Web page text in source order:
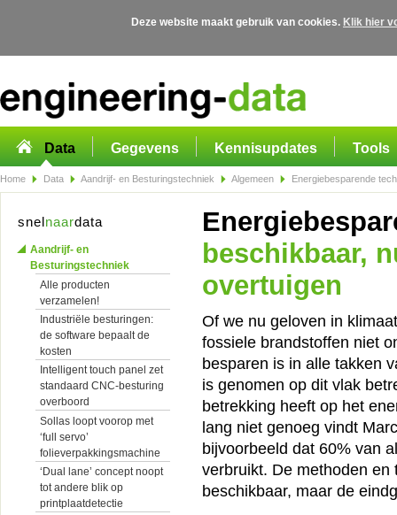
Deze website maakt gebruik van cookies. Klik hier
Data Gegevens Kennisupdates Tools
Home Data Aandrijf- en Besturingstechniek Algemeen Energiebesparende
snelnaardata
Aandrijf- en
Besturingstechniek
Alle producten
verzamelen!
Industriële besturingen:
de software bepaalt de
kosten
Intelligent touch panel zet
standaard CNC-besturing
overboord
Sollas loopt voorop met
‘full servo’
folieverpakkingsmachine
‘Dual lane’ concept noopt
tot andere blik op
printplaatdetectie
beschikbaar,
overtuigen
Of we nu geloven in
fossiele brandstoffen niet
besparen is in alle takken
is genomen op dit vlak
betrekking heeft op het
lang niet genoeg vindt
bijvoorbeeld dat 60% van
verbruikt. De methoden
beschikbaar, maar de